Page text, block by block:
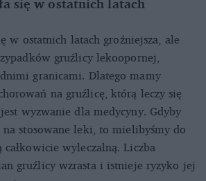
w ostatnich latach groźniejsza, ale
gruźlicy lekoopornej,
granicami. Dlatego mamy
na gruźlicę, którą leczy się
wyzwanie dla medycyny. Gdyby
stosowane leki, to mielibyśmy do
wyleczalną. Liczba
gruźlicy wzrasta i istnieje ryzyko jej